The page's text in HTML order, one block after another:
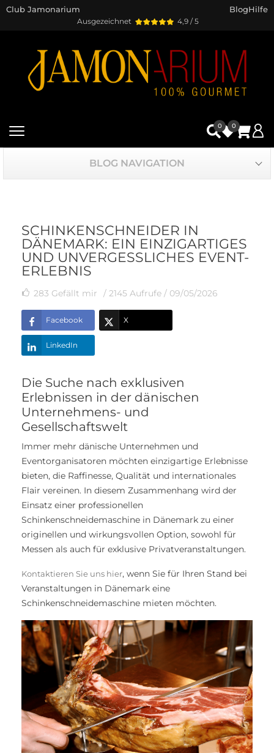
Ausgezeichnet 4,9 / 5
Club Jamonarium BlogHilfe
0 0
BLOG NAVIGATION
SCHINKENSCHNEIDER IN
DÄNEMARK: EIN EINZIGARTIGES
UND UNVERGESSLICHES EVENT-
ERLEBNIS
283 Gefällt mir / 2145 Aufrufe / 09/05/2026
Facebook X
LinkedIn
Die Suche nach exklusiven
Erlebnissen in der dänischen
Unternehmens- und
Gesellschaftswelt
Immer mehr dänische Unternehmen und
Eventorganisatoren möchten einzigartige Erlebnisse
bieten, die Raffinesse, Qualität und internationales
Flair vereinen. In diesem Zusammenhang wird der
Einsatz einer professionellen
Schinkenschneidemaschine in Dänemark zu einer
originellen und wirkungsvollen Option, sowohl für
Messen als auch für exklusive Privatveranstaltungen.
Kontaktieren Sie uns hier, wenn Sie für Ihren Stand bei
Veranstaltungen in Dänemark eine
Schinkenschneidemaschine mieten möchten.